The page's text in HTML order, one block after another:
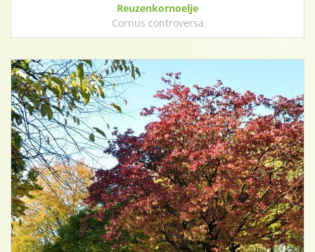
Reuzenkornoelje
Cornus controversa